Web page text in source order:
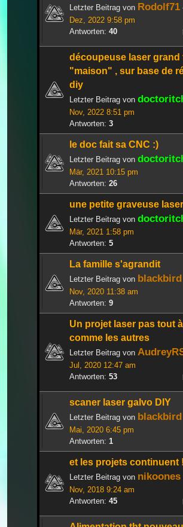
Letzter Beitrag von Rodolf71
Dez, 2022 9:58 pm
Antworten: 40
découpeuse laser grand
"maison" , sur base de
diy
Letzter Beitrag von
Nov, 2022 8:51 pm
Antworten: 3
le doc fait sa CNC :)
Letzter Beitrag von
Mär, 2021 10:15 pm
Antworten: 26
une petite graveuse
Letzter Beitrag von
Mär, 2021 1:58 pm
Antworten: 5
La famille s'agrandit
Letzter Beitrag von blackbird
Nov, 2020 11:38 am
Antworten: 9
Un projet laser pas tout
comme les autres
Letzter Beitrag von
Jul, 2020 12:47 am
Antworten: 53
scaner laser galvo DIY
Letzter Beitrag von blackbird
Mai, 2020 6:45 pm
Antworten: 1
et les projets continuent
Letzter Beitrag von nikoones
Nov, 2018 9:24 am
Antworten: 45